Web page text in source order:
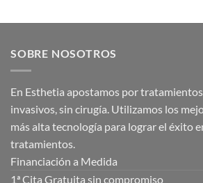
SOBRE NOSOTROS
En Esthetia apostamos por
invasivos, sin cirugía. Utilizamos los
más alta tecnología para lograr el éxito
tratamientos.
Financiación a Medida
1ª Cita Gratuita sin compromiso